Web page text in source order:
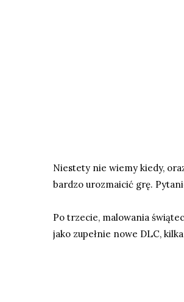
Niestety nie wiemy kiedy,
bardzo urozmaicić grę.
Po trzecie, malowania
jako zupełnie nowe DLC,